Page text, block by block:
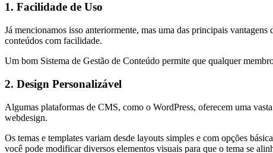
1. Facilidade de Uso
Já mencionamos isso anteriormente, mas uma das principais
conteúdos com facilidade.
Um bom Sistema de Gestão de Conteúdo permite que qualquer
2. Design Personalizável
Algumas plataformas de CMS, como o WordPress, oferecem uma
webdesign.
Os temas e templates variam desde layouts simples e com opções
você pode modificar diversos elementos visuais para que o tema se